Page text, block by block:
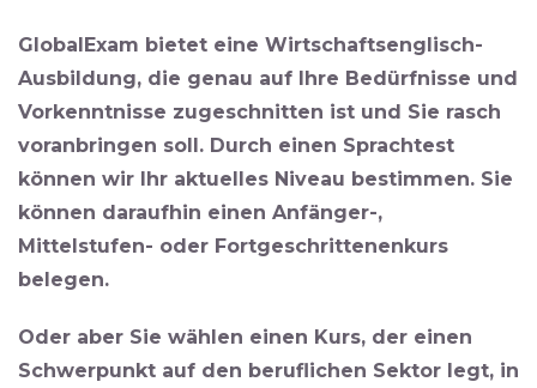
GlobalExam bietet eine Wirtschaftsenglisch-
Ausbildung, die genau auf Ihre Bedürfnisse und
Vorkenntnisse zugeschnitten ist und Sie rasch
voranbringen soll. Durch einen Sprachtest
können wir Ihr aktuelles Niveau bestimmen. Sie
können daraufhin einen Anfänger-,
Mittelstufen- oder Fortgeschrittenenkurs
belegen.
Oder aber Sie wählen einen Kurs, der einen
Schwerpunkt auf den beruflichen Sektor legt, in